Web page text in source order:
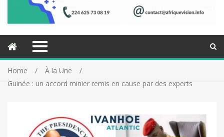
Home
À la Une
Guinée : un accord minier remis en cause par des experts